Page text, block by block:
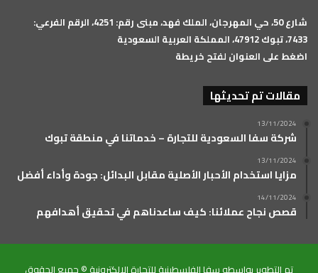
شارع 50، حي المهرجان، الملك فهد، مبنى رقم: 4251، الرقم الفرعي:
7433، تبوك 47912، المملكة العربية السعودية
اضغط على العنوان لفتح خريطة
مقالات تم تحديثها
13/11/2024
شركة سفا السعودية للتجارة – خدماتنا في منطقة تبوك
13/11/2024
مزايا استخدام الأحبار الأصلية مقابل البدائل: جودة وأداء أفضل
14/11/2024
قصص نجاح عملائنا: كيف ساعدناهم في تحقيق أهدافهم
تم التطوير بواسطه سفا الفلسطينية للتجارة الالكترونية © جميع الحقوق